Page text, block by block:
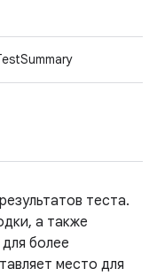
теста.
а также
более
место для